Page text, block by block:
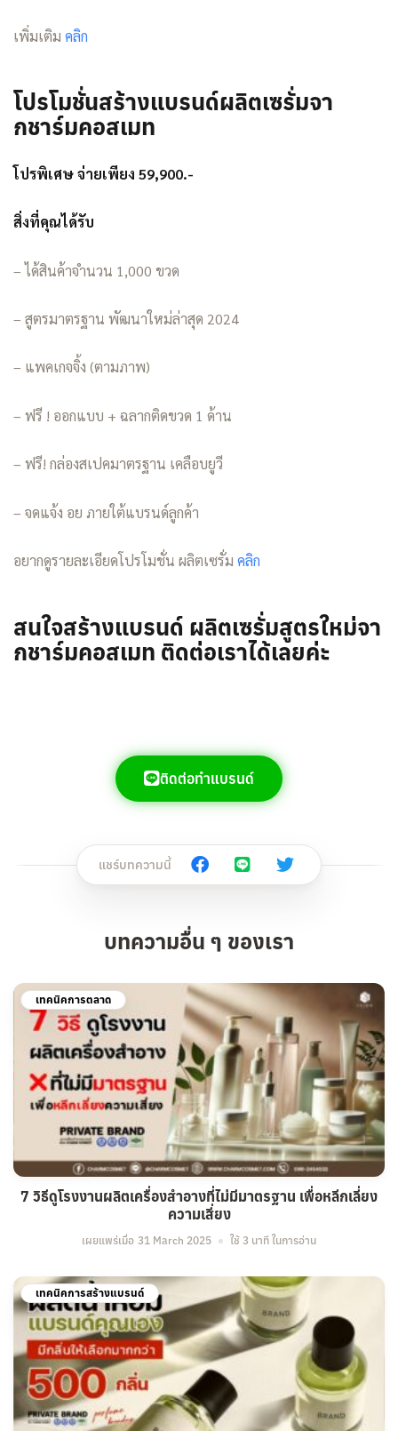
เพิ่มเติม คลิก
โปรโมชั่นสร้างแบรนด์ผลิตเซรั่มจา
กชาร์มคอสเมท
โปรพิเศษ จ่ายเพียง 59,900.-
สิ่งที่คุณได้รับ
– ได้สินค้าจำนวน 1,000 ขวด
– สูตรมาตรฐาน พัฒนาใหม่ล่าสุด 2024
– แพคเกจจิ้ง (ตามภาพ)
– ฟรี ! ออกแบบ + ฉลากติดขวด 1 ด้าน
– ฟรี! กล่องสเปคมาตรฐาน เคลือบยูวี
– จดแจ้ง อย ภายใต้แบรนด์ลูกค้า
อยากดูรายละเอียดโปรโมชั่น ผลิตเซรั่ม คลิก
สนใจสร้างแบรนด์ ผลิตเซรั่มสูตรใหม่จา
กชาร์มคอสเมท ติดต่อเราได้เลยค่ะ
ติดต่อทำแบรนด์
แชร์บทความนี้
บทความอื่น ๆ ของเรา
เทคนิคการตลาด
7 วิธีดูโรงงานผลิตเครื่องสำอางที่ไม่มีมาตรฐาน เพื่อหลีกเลี่ยง
ความเสี่ยง
เผยแพร่เมื่อ 31 March 2025 ใช้ 3 นาที ในการอ่าน
เทคนิคการสร้างแบรนด์